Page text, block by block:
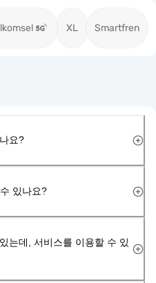
XL Smartfren
요?
있나요?
는데, 서비스를 이용할 수 있